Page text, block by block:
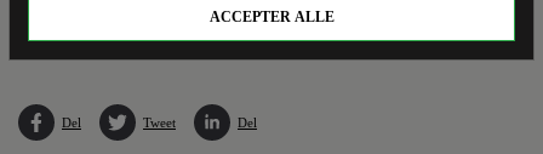
ACCEPTER ALLE
Der er her spærret af ved en restaurant i Madrid efter en dødelig brand fredag.
Del Tweet Del